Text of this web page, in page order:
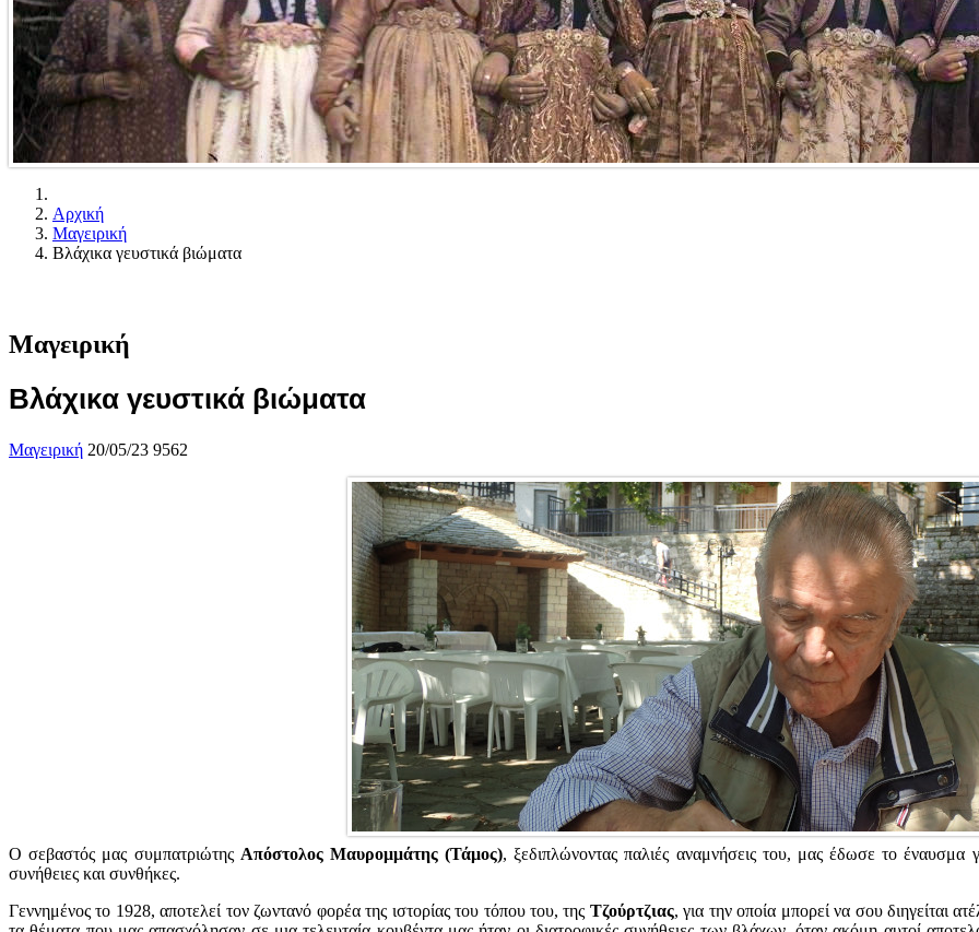
Αρχική
Μαγειρική
Βλάχικα γευστικά βιώματα
Μαγειρική
Βλάχικα γευστικά βιώματα
Μαγειρική 20/05/23 9562
Ο σεβαστός μας συμπατριώτης Απόστολος Μαυρομμάτης (Τάμος), ξεδιπλώνοντας παλιές αναμνήσεις του, μας έδωσε το
συνήθειες και συνθήκες.
Γεννημένος το 1928, αποτελεί τον ζωντανό φορέα της ιστορίας του τόπου του, της Τζούρτζιας, για την οποία μπορεί να σου διηγείται